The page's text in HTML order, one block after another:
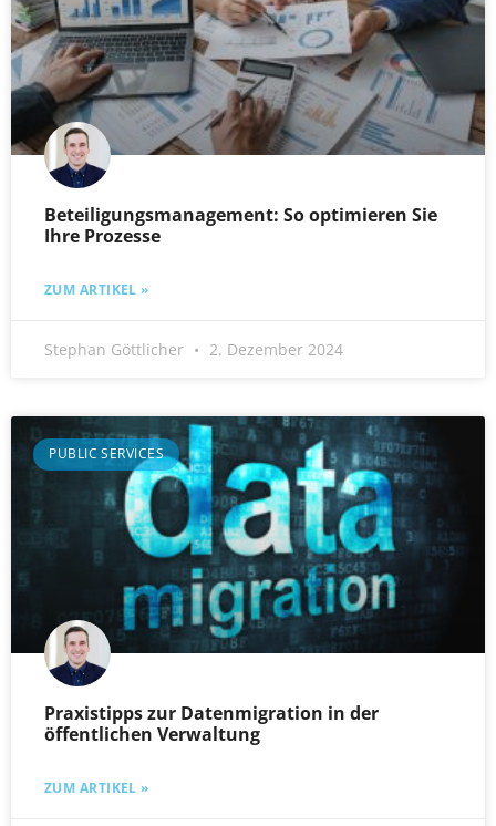
Beteiligungsmanagement: So optimieren Sie
Ihre Prozesse
ZUM ARTIKEL »
Stephan Göttlicher 2. Dezember 2024
PUBLIC SERVICES
Praxistipps zur Datenmigration in der
öffentlichen Verwaltung
ZUM ARTIKEL »